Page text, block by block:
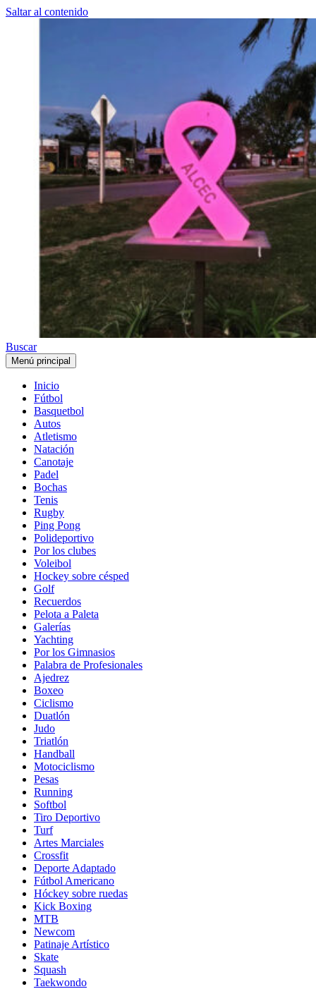
Saltar al contenido
Buscar
Menú principal
Inicio
Fútbol
Basquetbol
Autos
Atletismo
Natación
Canotaje
Padel
Bochas
Tenis
Rugby
Ping Pong
Polideportivo
Por los clubes
Voleibol
Hockey sobre césped
Golf
Recuerdos
Pelota a Paleta
Galerías
Yachting
Por los Gimnasios
Palabra de Profesionales
Ajedrez
Boxeo
Ciclismo
Duatlón
Judo
Triatlón
Handball
Motociclismo
Pesas
Running
Softbol
Tiro Deportivo
Turf
Artes Marciales
Crossfit
Deporte Adaptado
Fútbol Americano
Hóckey sobre ruedas
Kick Boxing
MTB
Newcom
Patinaje Artístico
Skate
Squash
Taekwondo